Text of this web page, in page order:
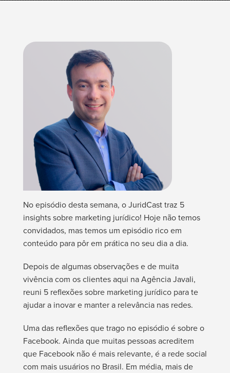
No episódio desta semana, o JuridCast traz 5
insights sobre marketing jurídico! Hoje não temos
convidados, mas temos um episódio rico em
conteúdo para pôr em prática no seu dia a dia.
Depois de algumas observações e de muita
vivência com os clientes aqui na Agência Javali,
reuni 5 reflexões sobre marketing jurídico para te
ajudar a inovar e manter a relevância nas redes.
Uma das reflexões que trago no episódio é sobre o
Facebook. Ainda que muitas pessoas acreditem
que Facebook não é mais relevante, é a rede social
com mais usuários no Brasil. Em média, mais de